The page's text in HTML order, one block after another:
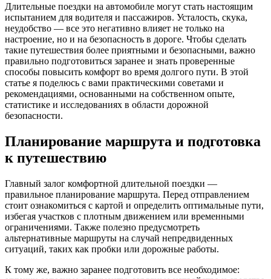
Длительные поездки на автомобиле могут стать настоящим
испытанием для водителя и пассажиров. Усталость, скука,
неудобство — все это негативно влияет не только на
настроение, но и на безопасность в дороге. Чтобы сделать
такие путешествия более приятными и безопасными, важно
правильно подготовиться заранее и знать проверенные
способы повысить комфорт во время долгого пути. В этой
статье я поделюсь с вами практическими советами и
рекомендациями, основанными на собственном опыте,
статистике и исследованиях в области дорожной
безопасности.
Планирование маршрута и подготовка
к путешествию
Главный залог комфортной длительной поездки —
правильное планирование маршрута. Перед отправлением
стоит ознакомиться с картой и определить оптимальные пути,
избегая участков с плотным движением или временными
ограничениями. Также полезно предусмотреть
альтернативные маршруты на случай непредвиденных
ситуаций, таких как пробки или дорожные работы.
К тому же, важно заранее подготовить все необходимое: